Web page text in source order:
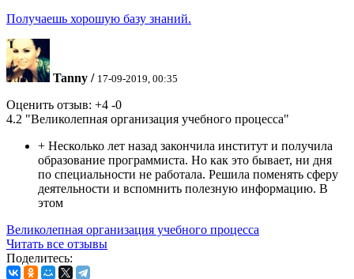
Получаешь хорошую базу знаний.
Tanny / 17-09-2019, 00:35
Оценить отзыв: +4 -0
4.2 "Великолепная организация учебного процесса"
+ Несколько лет назад закончила институт и получила
образование программиста. Но как это бывает, ни дня
по специальности не работала. Решила поменять сферу
деятельности и вспомнить полезную информацию. В
этом
Великолепная организация учебного процесса
Читать все отзывы
Поделитесь: